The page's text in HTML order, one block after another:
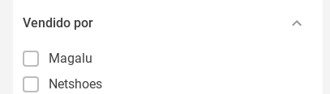
Vendido por
Magalu
Netshoes